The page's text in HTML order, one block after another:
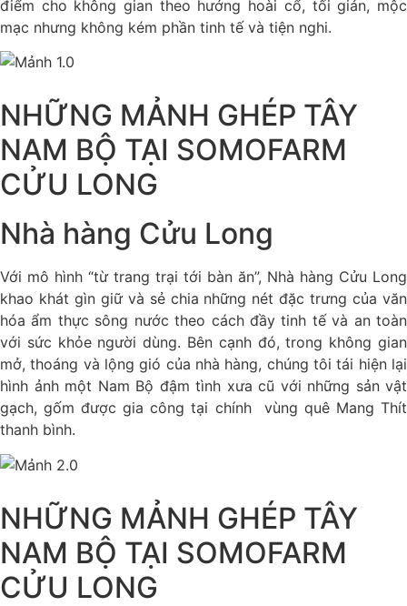
điểm cho không gian theo hướng hoài cổ, tối giản, mộc
mạc nhưng không kém phần tinh tế và tiện nghi.
NHỮNG MẢNH GHÉP TÂY
NAM BỘ TẠI SOMOFARM
CỬU LONG
Nhà hàng Cửu Long
Với mô hình “từ trang trại tới bàn ăn”, Nhà hàng Cửu Long
khao khát gìn giữ và sẻ chia những nét đặc trưng của văn
hóa ẩm thực sông nước theo cách đầy tinh tế và an toàn
với sức khỏe người dùng. Bên cạnh đó, trong không gian
mở, thoáng và lộng gió của nhà hàng, chúng tôi tái hiện lại
hình ảnh một Nam Bộ đậm tình xưa cũ với những sản vật
gạch, gốm được gia công tại chính vùng quê Mang Thít
thanh bình.
NHỮNG MẢNH GHÉP TÂY
NAM BỘ TẠI SOMOFARM
CỬU LONG